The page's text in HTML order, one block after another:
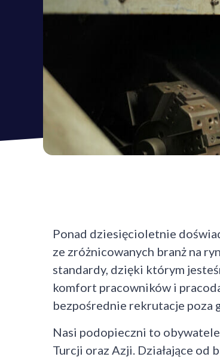
Ponad dziesięcioletnie
ze zróżnicowanych branż na
standardy, dzięki którym
komfort pracowników i
bezpośrednie rekrutacje poza
Nasi podopieczni to
Turcji oraz Azji. Działające od